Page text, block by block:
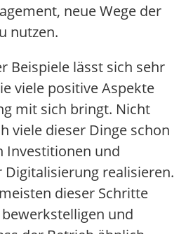
neue Wege der
nutzen.
Beispiele lässt sich sehr
viele positive Aspekte
mit sich bringt. Nicht
viele dieser Dinge schon
Investitionen und
Digitalisierung realisieren.
dieser Schritte
und